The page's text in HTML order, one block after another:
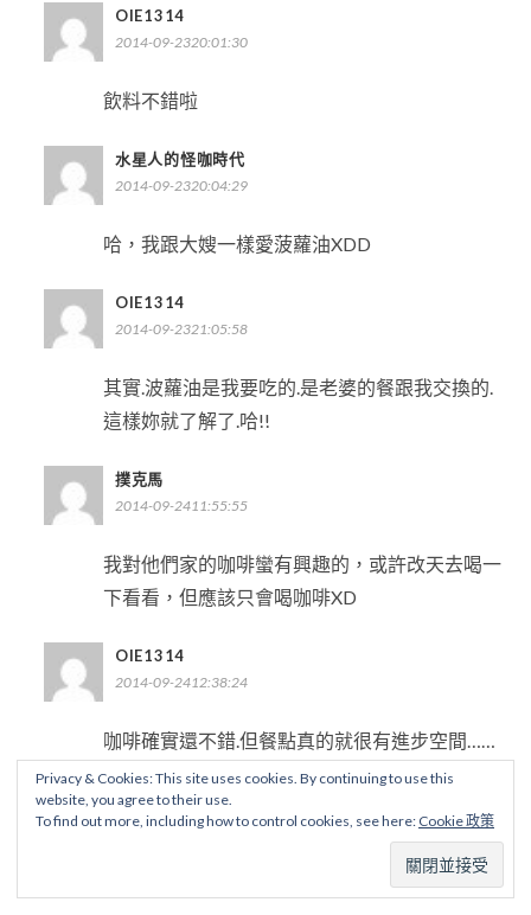
OIE1314
2014-09-2320:01:30
飲料不錯啦
水星人的怪咖時代
2014-09-2320:04:29
哈，我跟大嫂一樣愛菠蘿油XDD
OIE1314
2014-09-2321:05:58
其實.波蘿油是我要吃的.是老婆的餐跟我交換的.
這樣妳就了解了.哈!!
撲克馬
2014-09-2411:55:55
我對他們家的咖啡蠻有興趣的，或許改天去喝一
下看看，但應該只會喝咖啡XD
OIE1314
2014-09-2412:38:24
咖啡確實還不錯.但餐點真的就很有進步空間……
MAY BLUE
2014-09-2715:06:43
Privacy & Cookies: This site uses cookies. By continuing to use this
website, you agree to their use.
To find out more, including how to control cookies, see here: Cookie 政策